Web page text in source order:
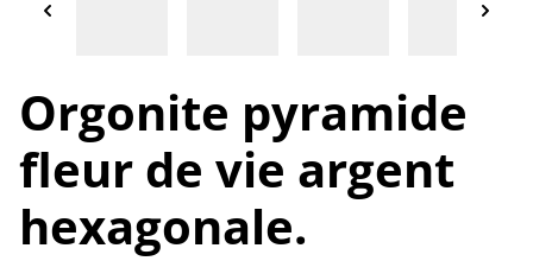
Orgonite pyramide
fleur de vie argent
hexagonale.